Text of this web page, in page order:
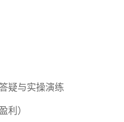
疑与实操演练
利）